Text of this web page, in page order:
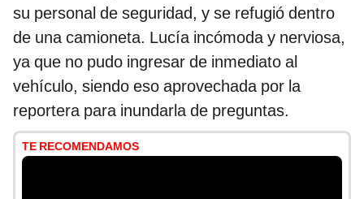
su personal de seguridad, y se refugió dentro
de una camioneta. Lucía incómoda y nerviosa,
ya que no pudo ingresar de inmediato al
vehículo, siendo eso aprovechada por la
reportera para inundarla de preguntas.
TE RECOMENDAMOS